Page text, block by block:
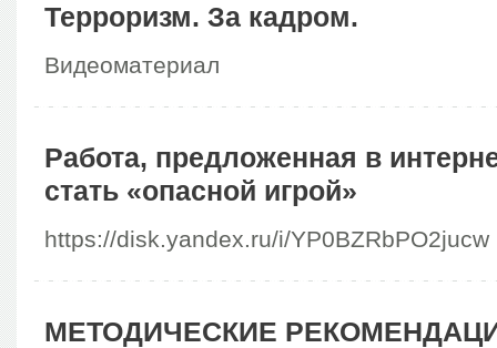
Терроризм. За кадром.
Видеоматериал
Работа, предложенная в
стать «опасной игрой»
https://disk.yandex.ru/i/YP0BZRbPO2jucw
МЕТОДИЧЕСКИЕ